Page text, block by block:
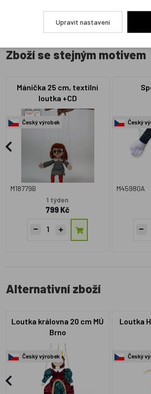
Zboží se stejným motivem
Mánička 25 cm, textilní
loutka +CD
Český výrobek
M18779B
1 týden
799 Kč
Český
M45980A
Alternativní zboží
Loutka královna 20 cm MÚ
Brno
Český výrobek
Loutka
Český
Upravit nastavení